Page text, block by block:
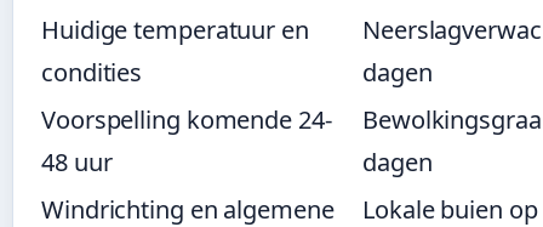
Huidige temperatuur en
condities
dagen
Voorspelling komende 24-
48 uur
dagen
Windrichting en algemene
Lokale buien